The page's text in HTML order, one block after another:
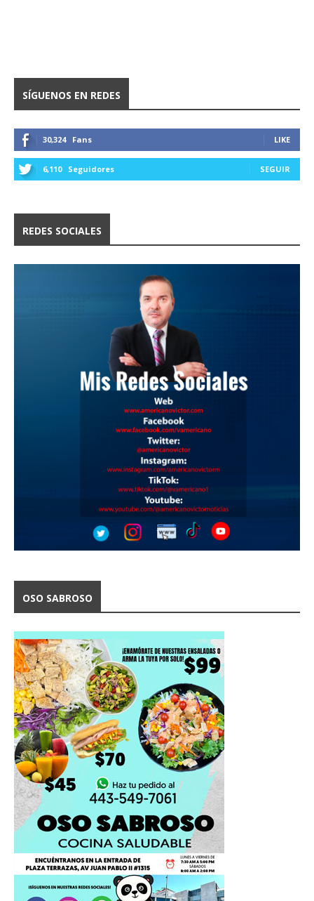
SÍGUENOS EN REDES
30,324 Fans LIKE
6,110 Seguidores SEGUIR
REDES SOCIALES
OSO SABROSO